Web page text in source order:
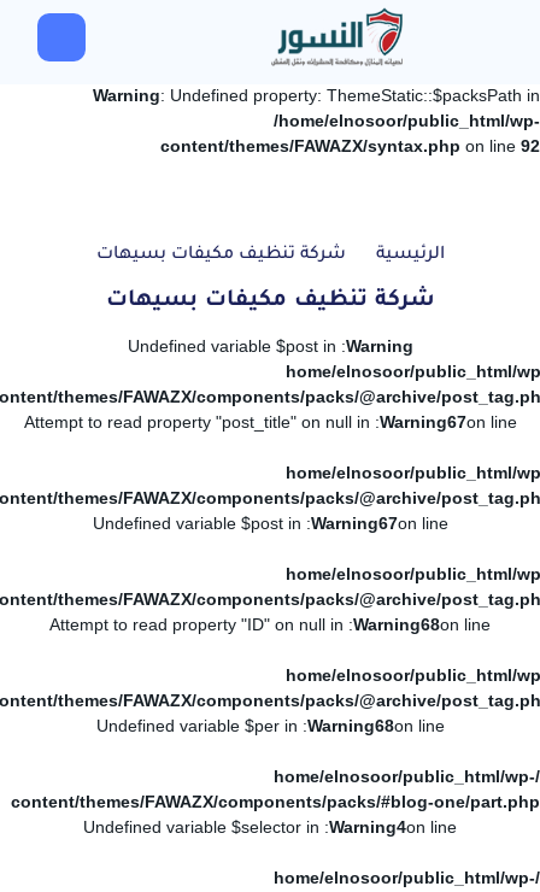
Warning: Undefined property: ThemeStatic::$packsPath in
/home/elnosoor/public_html/wp-
content/themes/FAWAZX/syntax.php on line 92
الرئيسية شركة تنظيف مكيفات بسيهات
شركة تنظيف مكيفات بسيهات
Warning
: Undefined variable $post in
/home/elnosoor/public_html/
themes/FAWAZX/components/packs/@archive/
on line
67
Warning
: Attempt to read property "post_title" on null in
/home/elnosoor/public_html/
themes/FAWAZX/components/packs/@archive/
on line
67
Warning
: Undefined variable $post in
/home/elnosoor/public_html/
themes/FAWAZX/components/packs/@archive/
on line
68
Warning
: Attempt to read property "ID" on null in
/home/elnosoor/public_html/
themes/FAWAZX/components/packs/@archive/
on line
68
Warning
: Undefined variable $per in
/home/elnosoor/public_html/wp-
content/themes/FAWAZX/components/packs/#blog-one/part.php
on line
4
Warning
: Undefined variable $selector in
/home/elnosoor/public_html/wp-